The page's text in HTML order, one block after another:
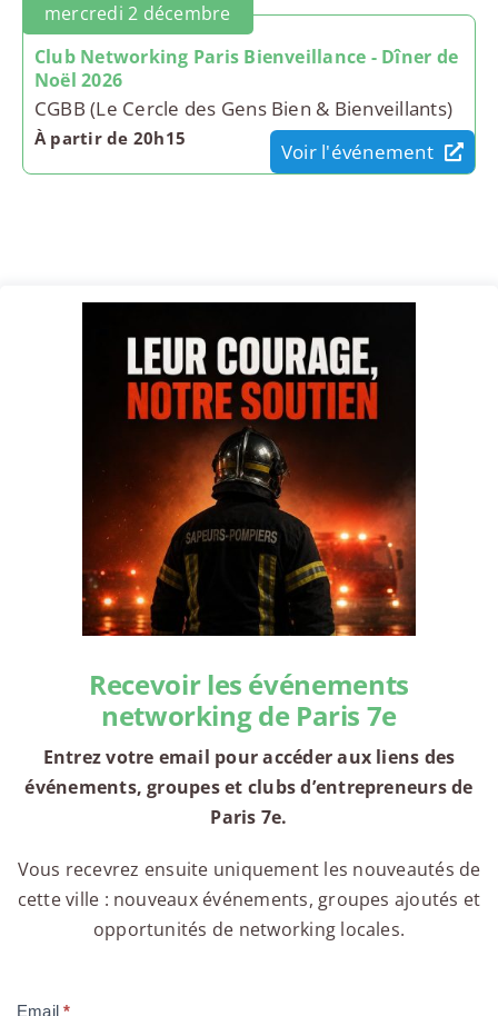
mercredi 2 décembre
Club Networking Paris Bienveillance - Dîner de
Noël 2026
CGBB (Le Cercle des Gens Bien & Bienveillants)
À partir de 20h15
Voir l'événement
Recevoir les événements
networking de Paris 7e
Entrez votre email pour accéder aux liens des
événements, groupes et clubs d’entrepreneurs de
Paris 7e.
Vous recevrez ensuite uniquement les nouveautés de
cette ville : nouveaux événements, groupes ajoutés et
opportunités de networking locales.
Email*